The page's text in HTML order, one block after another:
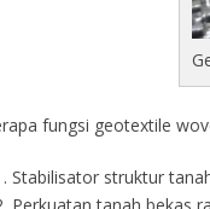
fungsi geotextile
Stabilisator struktur